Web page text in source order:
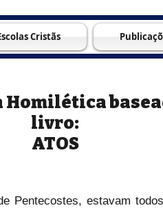
Cristãs
Homilética
livro:
ATOS
Pentecostes, estavam